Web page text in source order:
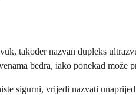
također nazvan dupleks
bedra, iako ponekad može
sigurni, vrijedi nazvati